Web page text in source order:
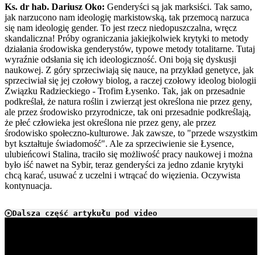
Ks. dr hab. Dariusz Oko: Genderyści są jak marksiści. Tak samo,
jak narzucono nam ideologię markistowską, tak przemocą narzuca
się nam ideologię gender. To jest rzecz niedopuszczalna, wręcz
skandaliczna! Próby ograniczania jakiejkolwiek krytyki to metody
działania środowiska genderystów, typowe metody totalitarne. Tutaj
wyraźnie odsłania się ich ideologiczność. Oni boją się dyskusji
naukowej. Z góry sprzeciwiają się nauce, na przykład genetyce, jak
sprzeciwiał się jej czołowy biolog, a raczej czołowy ideolog biologii
Związku Radzieckiego - Trofim Łysenko. Tak, jak on przesadnie
podkreślał, że natura roślin i zwierząt jest określona nie przez geny,
ale przez środowisko przyrodnicze, tak oni przesadnie podkreślają,
że płeć człowieka jest określona nie przez geny, ale przez
środowisko społeczno-kulturowe. Jak zawsze, to "przede wszystkim
byt kształtuje świadomość". Ale za sprzeciwienie sie Łysence,
ulubieńcowi Stalina, traciło się możliwość pracy naukowej i można
było iść nawet na Sybir, teraz genderyści za jedno zdanie krytyki
chcą karać, usuwać z uczelni i wtrącać do więzienia. Oczywista
kontynuacja.
Dalsza część artykułu pod video